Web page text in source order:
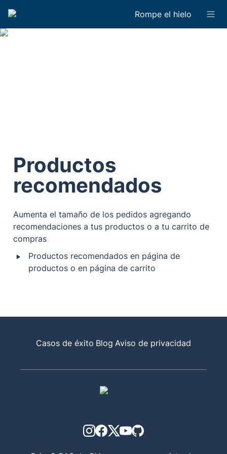
Rompe el hielo
Productos
recomendados
Aumenta el tamaño de los pedidos agregando
recomendaciones a tus productos o a tu carrito de
compras
‣
Productos recomendados en página de
productos o en página de carrito
Casos de éxito Blog Aviso de privacidad